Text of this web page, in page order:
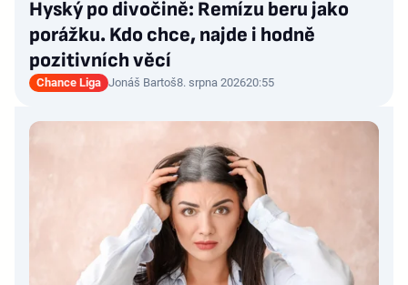
Hyský po divočině: Remízu beru jako
porážku. Kdo chce, najde i hodně
pozitivních věcí
Chance Liga Jonáš Bartoš8. srpna 202620:55